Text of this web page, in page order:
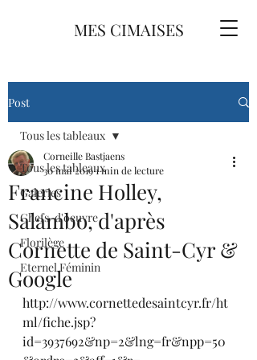
MES CIMAISES
Post
Tous les tableaux
Galeries
Chefs-d'oeuvre
Florilège
Eternel Féminin
Tous les tableaux
Francine Holley,
Salambo, d'après
Cornette de Saint-Cyr &
Google
Corneille Bastjaens
30 mai 20191 min de lecture
http://www.cornettedesaintcyr.fr/ht
ml/fiche.jsp?
id=3937692&np=2&lng=fr&npp=50